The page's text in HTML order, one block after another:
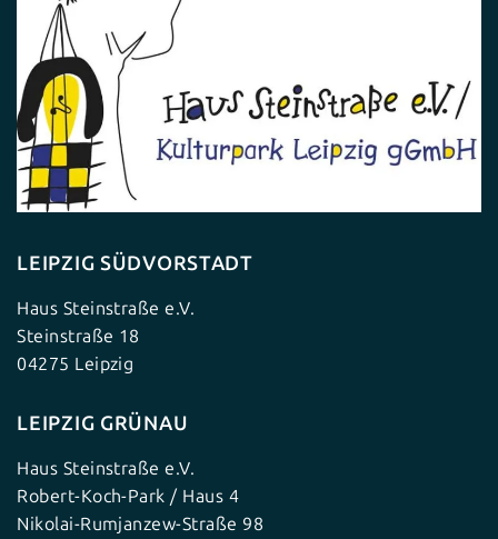
LEIPZIG SÜDVORSTADT
Haus Steinstraße e.V.
Steinstraße 18
04275 Leipzig
LEIPZIG GRÜNAU
Haus Steinstraße e.V.
Robert-Koch-Park / Haus 4
Nikolai-Rumjanzew-Straße 98